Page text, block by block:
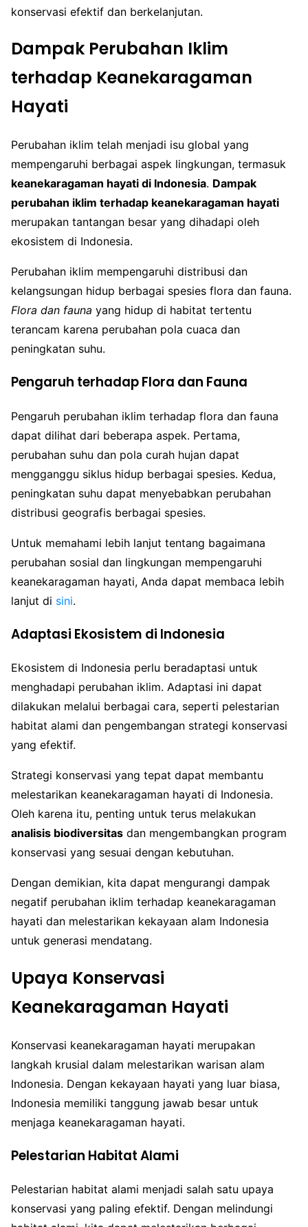
konservasi efektif dan berkelanjutan.
Dampak Perubahan Iklim
terhadap Keanekaragaman
Hayati
Perubahan iklim telah menjadi isu global yang
mempengaruhi berbagai aspek lingkungan, termasuk
keanekaragaman hayati di Indonesia. Dampak
perubahan iklim terhadap keanekaragaman hayati
merupakan tantangan besar yang dihadapi oleh
ekosistem di Indonesia.
Perubahan iklim mempengaruhi distribusi dan
kelangsungan hidup berbagai spesies flora dan fauna.
Flora dan fauna yang hidup di habitat tertentu
terancam karena perubahan pola cuaca dan
peningkatan suhu.
Pengaruh terhadap Flora dan Fauna
Pengaruh perubahan iklim terhadap flora dan fauna
dapat dilihat dari beberapa aspek. Pertama,
perubahan suhu dan pola curah hujan dapat
mengganggu siklus hidup berbagai spesies. Kedua,
peningkatan suhu dapat menyebabkan perubahan
distribusi geografis berbagai spesies.
Untuk memahami lebih lanjut tentang bagaimana
perubahan sosial dan lingkungan mempengaruhi
keanekaragaman hayati, Anda dapat membaca lebih
lanjut di sini.
Adaptasi Ekosistem di Indonesia
Ekosistem di Indonesia perlu beradaptasi untuk
menghadapi perubahan iklim. Adaptasi ini dapat
dilakukan melalui berbagai cara, seperti pelestarian
habitat alami dan pengembangan strategi konservasi
yang efektif.
Strategi konservasi yang tepat dapat membantu
melestarikan keanekaragaman hayati di Indonesia.
Oleh karena itu, penting untuk terus melakukan
analisis biodiversitas dan mengembangkan program
konservasi yang sesuai dengan kebutuhan.
Dengan demikian, kita dapat mengurangi dampak
negatif perubahan iklim terhadap keanekaragaman
hayati dan melestarikan kekayaan alam Indonesia
untuk generasi mendatang.
Upaya Konservasi
Keanekaragaman Hayati
Konservasi keanekaragaman hayati merupakan
langkah krusial dalam melestarikan warisan alam
Indonesia. Dengan kekayaan hayati yang luar biasa,
Indonesia memiliki tanggung jawab besar untuk
menjaga keanekaragaman hayati.
Pelestarian Habitat Alami
Pelestarian habitat alami menjadi salah satu upaya
konservasi yang paling efektif. Dengan melindungi